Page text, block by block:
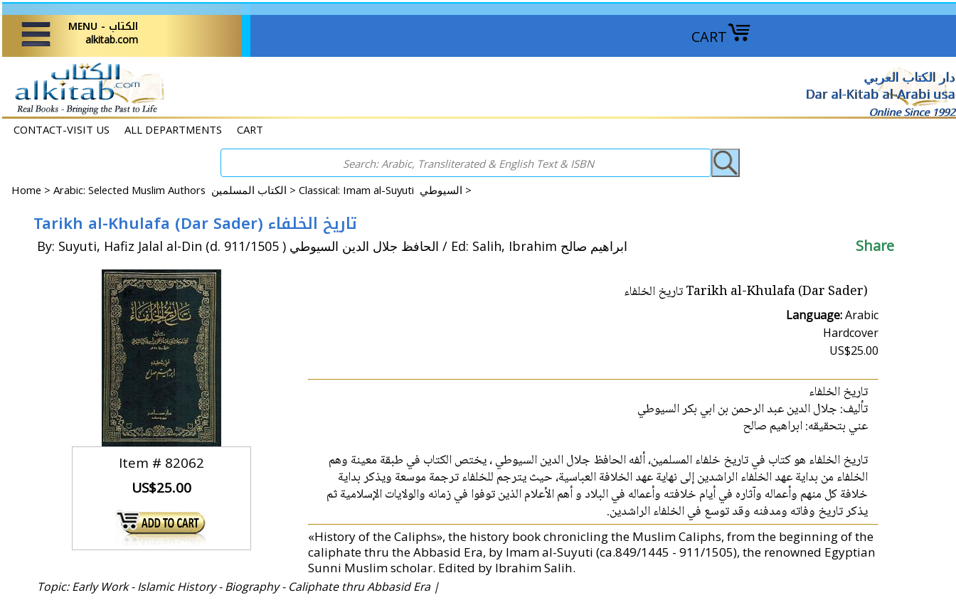
CART
MENU - الكتاب
alkitab.com
دار الكتاب العربي
Dar al-Kitab al-Arabi usa
Online Since 1992
CONTACT-VISIT US ALL DEPARTMENTS CART
Home > Arabic: Selected Muslim Authors الكتاب المسلمين > Classical: Imam al-Suyuti السيوطي >
Tarikh al-Khulafa (Dar Sader) تاريخ الخلفاء
By: Suyuti, Hafiz Jalal al-Din (d. 911/1505 ) الحافظ جلال الدين السيوطي / Ed: Salih, Ibrahim ابراهيم صالح Share
Item # 82062
US$25.00
Tarikh al-Khulafa (Dar Sader) تاريخ الخلفاء
Language:Arabic
Hardcover
US$25.00
تاريخ الخلفاء
تأليف: جلال الدين عبد الرحمن بن ابي بكر السيوطي
عني بتحقيقه: ابراهيم صالح
تاريخ الخلفاء هو كتاب في تاريخ خلفاء المسلمين، ألفه الحافظ جلال الدين السيوطي ، يختص الكتاب في طبقة معينة وهم
الخلفاء من بداية عهد الخلفاء الراشدين إلى نهاية عهد الخلافة العباسية، حيث يترجم للخلفاء ترجمة موسعة ويذكر بداية
خلافة كل منهم وأعماله وآثاره في أيام خلافته وأعماله في البلاد و أهم الأعلام الذين توفوا في زمانه والولايات الإسلامية ثم
يذكر تاريخ وفاته ومدفنه وقد توسع في الخلفاء الراشدين.
«History of the Caliphs», the history book chronicling the Muslim Caliphs, from the beginning of the
caliphate thru the Abbasid Era, by Imam al-Suyuti (ca.849/1445 - 911/1505), the renowned Egyptian
Sunni Muslim scholar. Edited by Ibrahim Salih.
Topic: Early Work - Islamic History - Biography - Caliphate thru Abbasid Era |